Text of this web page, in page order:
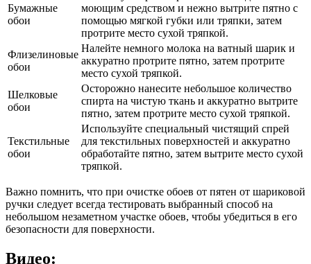
Бумажные
обои
моющим средством и нежно вытрите пятно с
помощью мягкой губки или тряпки, затем
протрите место сухой тряпкой.
Флизелиновые
обои
Налейте немного молока на ватный шарик и
аккуратно протрите пятно, затем протрите
место сухой тряпкой.
Шелковые
обои
Осторожно нанесите небольшое количество
спирта на чистую ткань и аккуратно вытрите
пятно, затем протрите место сухой тряпкой.
Текстильные
обои
Используйте специальный чистящий спрей
для текстильных поверхностей и аккуратно
обработайте пятно, затем вытрите место сухой
тряпкой.
Важно помнить, что при очистке обоев от пятен от шариковой
ручки следует всегда тестировать выбранный способ на
небольшом незаметном участке обоев, чтобы убедиться в его
безопасности для поверхности.
Видео: